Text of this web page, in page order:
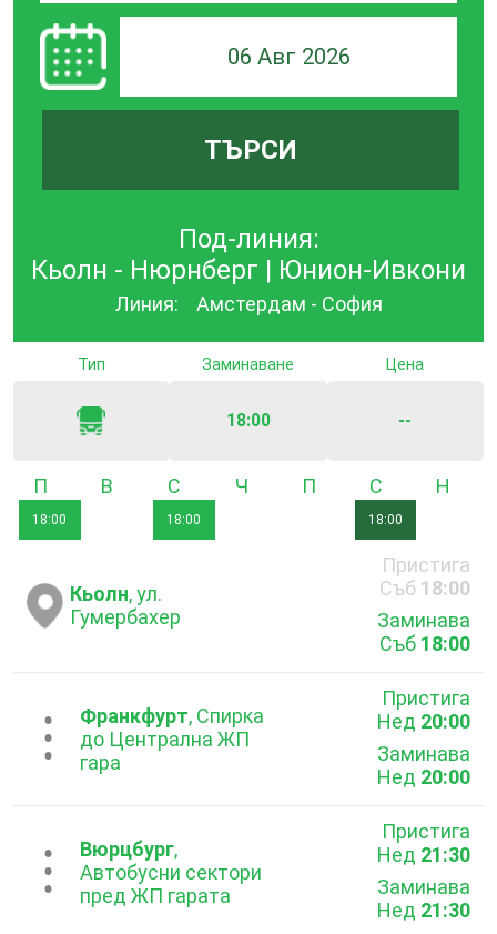
06 Авг 2026
ТЪРСИ
Под-линия:
Кьолн - Нюрнберг | Юнион-Ивкони
Линия: Амстердам - София
Тип Заминаване
18:00
Цена
--
Понеделник
18:00
Вторник
18:00
Четвъртък Събота
18:00
Кьолн, ул.
Гумербахер
Пристига
Съб 18:00
Заминава
Съб 18:00
...Франкфурт, Спирка
до Централна ЖП
гара
Пристига
Нед 20:00
Заминава
Нед 20:00
...Вюрцбург,
Автобусни сектори
пред ЖП гарата
Пристига
Нед 21:30
Заминава
Нед 21:30